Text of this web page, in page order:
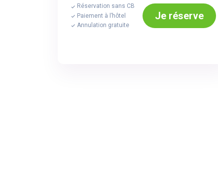
Réservation sans CB
Paiement à l’hôtel
Annulation gratuite
Je réserve